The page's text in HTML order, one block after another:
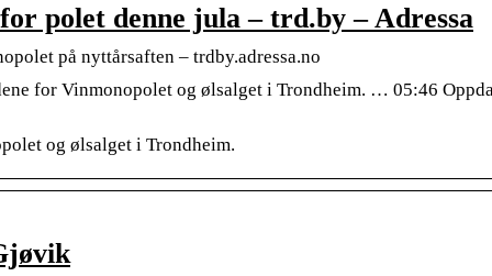
polet denne jula – trd.by – Adressa
på nyttårsaften – trdby.adressa.no
for Vinmonopolet og ølsalget i Trondheim. … 05:46
og ølsalget i Trondheim.